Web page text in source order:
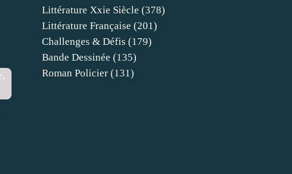
Littérature Xxie Siècle (378)
Littérature Française (201)
Challenges & Défis (179)
Bande Dessinée (135)
Roman Policier (131)